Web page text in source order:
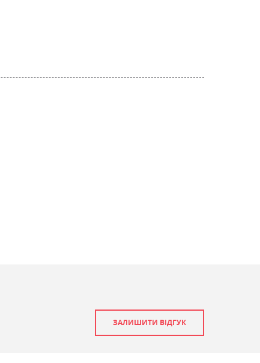
ЗАЛИШИТИ ВІДГУК